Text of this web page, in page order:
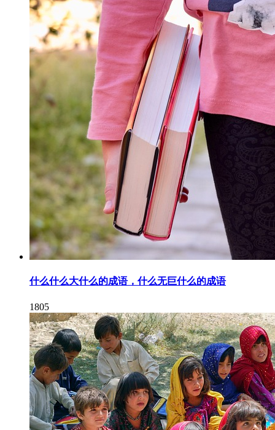
什么什么大什么的成语，什么无巨什么的成语
1805